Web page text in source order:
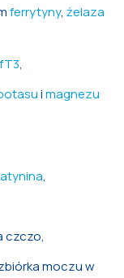
ferrytyny, żelaza
fT3,
imagnezu
,
czczo,
moczu w